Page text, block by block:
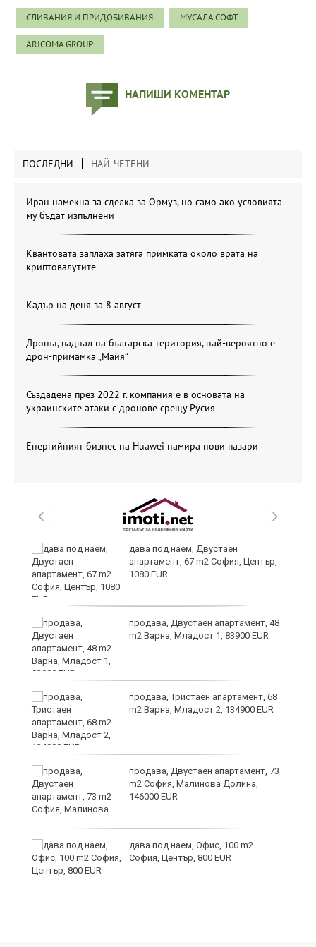
СЛИВАНИЯ И ПРИДОБИВАНИЯ МУСАЛА СОФТ
ARICOMA GROUP
НАПИШИ КОМЕНТАР
ПОСЛЕДНИ НАЙ-ЧЕТЕНИ
Иран намекна за сделка за Ормуз, но само ако условията
му бъдат изпълнени
Квантовата заплаха затяга примката около врата на
криптовалутите
Кадър на деня за 8 август
Дронът, паднал на българска територия, най-вероятно е
дрон-примамка „Майя“
Създадена през 2022 г. компания е в основата на
украинските атаки с дронове срещу Русия
Енергийният бизнес на Huawei намира нови пазари
дава под наем, Двустаен
апартамент, 67 m2 София, Център,
1080 EUR
продава, Двустаен апартамент, 48
m2 Варна, Младост 1, 83900 EUR
продава, Тристаен апартамент, 68
m2 Варна, Младост 2, 134900 EUR
продава, Двустаен апартамент, 73
m2 София, Малинова Долина,
146000 EUR
дава под наем, Офис, 100 m2
София, Център, 800 EUR